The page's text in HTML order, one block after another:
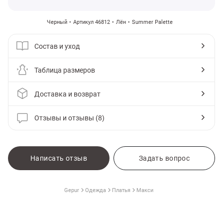
Черный Артикул 46812 Лён Summer Palette
Состав и уход
Таблица размеров
Доставка и возврат
Отзывы и отзывы (8)
Написать отзыв Задать вопрос
Gepur Одежда Платья Макси